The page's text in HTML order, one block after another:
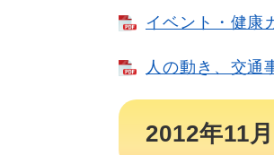
イベント・健康
人の動き、交通
2012年11